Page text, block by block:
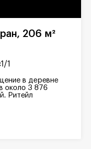
206 м²
1
в деревне
около 3 876
Ритейл